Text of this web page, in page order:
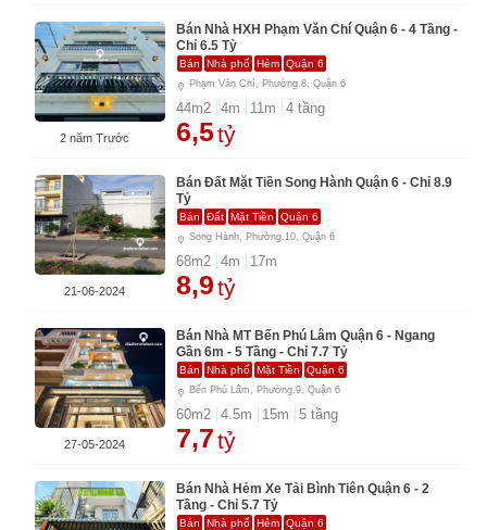
Bán Nhà HXH Phạm Văn Chí Quận 6 - 4 Tầng -
Chỉ 6.5 Tỷ
Bán Nhà phố Hẻm Quận 6
Phạm Văn Chí, Phường.8, Quận 6
44m2 4m 11m 4 tầng
6,5tỷ
2 năm Trước
Bán Đất Mặt Tiền Song Hành Quận 6 - Chỉ 8.9
Tỷ
Bán Đất Mặt Tiền Quận 6
Song Hành, Phường.10, Quận 6
68m2 4m 17m
8,9tỷ
21-06-2024
Bán Nhà MT Bến Phú Lâm Quận 6 - Ngang
Gần 6m - 5 Tầng - Chỉ 7.7 Tỷ
Bán Nhà phố Mặt Tiền Quận 6
Bến Phú Lâm, Phường.9, Quận 6
60m2 4.5m 15m 5 tầng
7,7tỷ
27-05-2024
Bán Nhà Hẻm Xe Tải Bình Tiên Quận 6 - 2
Tầng - Chỉ 5.7 Tỷ
Bán Nhà phố Hẻm Quận 6